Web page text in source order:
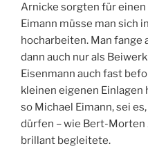
Arnicke sorgten für
Eimann müsse man sich
hocharbeiten. Man fange
dann auch nur als
Eisenmann auch fast
kleinen eigenen
so Michael Eimann, sei
dürfen – wie Bert-Morten
brillant begleitete.